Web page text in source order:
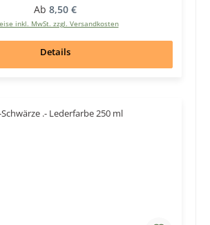
Regulärer Preis:
Ab 8,50 €
inkl. MwSt. zzgl. Versandkosten
Details